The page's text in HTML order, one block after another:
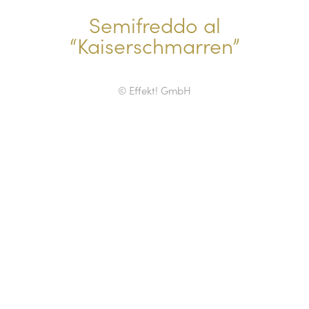
Semifreddo al
“Kaiserschmarren”
© Effekt! GmbH